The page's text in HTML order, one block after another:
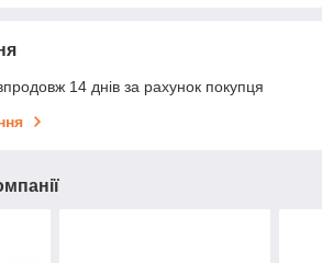
14 днів за рахунок покупця